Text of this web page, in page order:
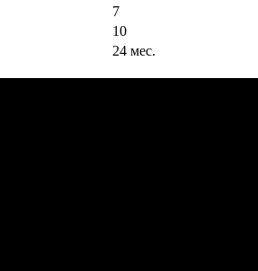
7
10
24 мес.